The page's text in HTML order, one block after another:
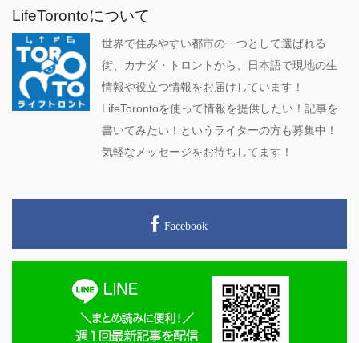
LifeTorontoについて
世界で住みやすい都市の一つとして選ばれる
街、カナダ・トロントから、日本語で現地の生
情報や役立つ情報をお届けしています！
LifeTorontoを使って情報を提供したい！記事を
書いてみたい！というライターの方も募集中！
気軽なメッセージをお待ちしてます！
Facebook